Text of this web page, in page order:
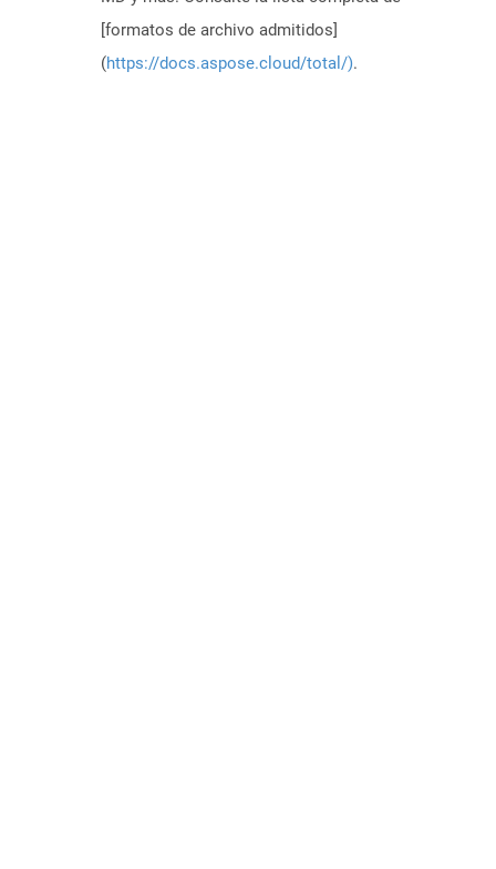
[formatos de archivo admitidos]
(https://docs.aspose.cloud/total/).